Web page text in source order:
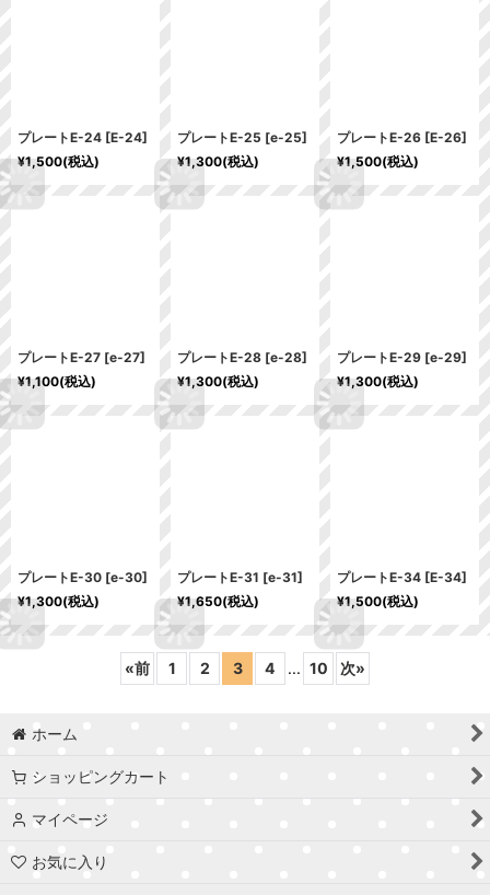
プレートE-24 [E-24]
¥1,500(税込)
プレートE-25 [e-25]
¥1,300(税込)
プレートE-26 [E-26]
¥1,500(税込)
プレートE-27 [e-27]
¥1,100(税込)
プレートE-28 [e-28]
¥1,300(税込)
プレートE-29 [e-29]
¥1,300(税込)
プレートE-30 [e-30]
¥1,300(税込)
プレートE-31 [e-31]
¥1,650(税込)
プレートE-34 [E-34]
¥1,500(税込)
«前 1 2 3 4 ... 10 次»
ホーム
ショッピングカート
マイページ
お気に入り